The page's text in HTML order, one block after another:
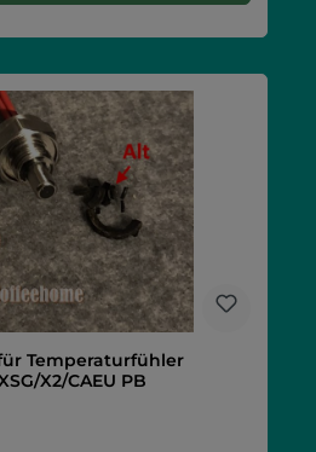
Temperaturfühler
X2/CAEU PB